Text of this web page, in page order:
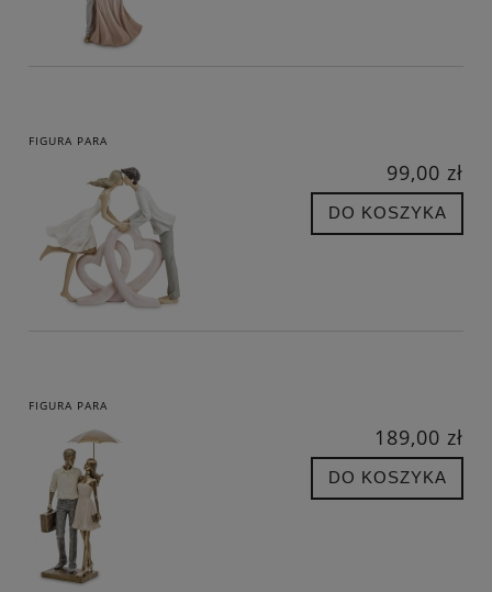
FIGURA PARA
99,00 zł
DO KOSZYKA
FIGURA PARA
189,00 zł
DO KOSZYKA